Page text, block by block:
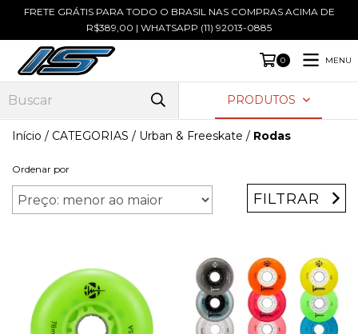
FRETE GRÁTIS PARA TODO O BRASIL NAS COMPRAS ACIMA DE
R$389,00 | WHATSAPP (11) 92013-0885
0 MENU
PRODUTOS
Início / CATEGORIAS / Urban & Freeskate / Rodas
Ordenar por
FILTRAR